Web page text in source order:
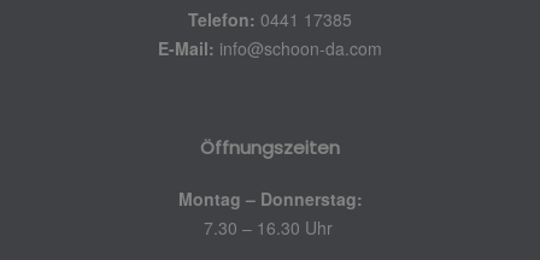
Telefon: 0441 17385
E-Mail: info@schoon-da.com
Öffnungszeiten
Montag – Donnerstag:
7.30 – 16.30 Uhr